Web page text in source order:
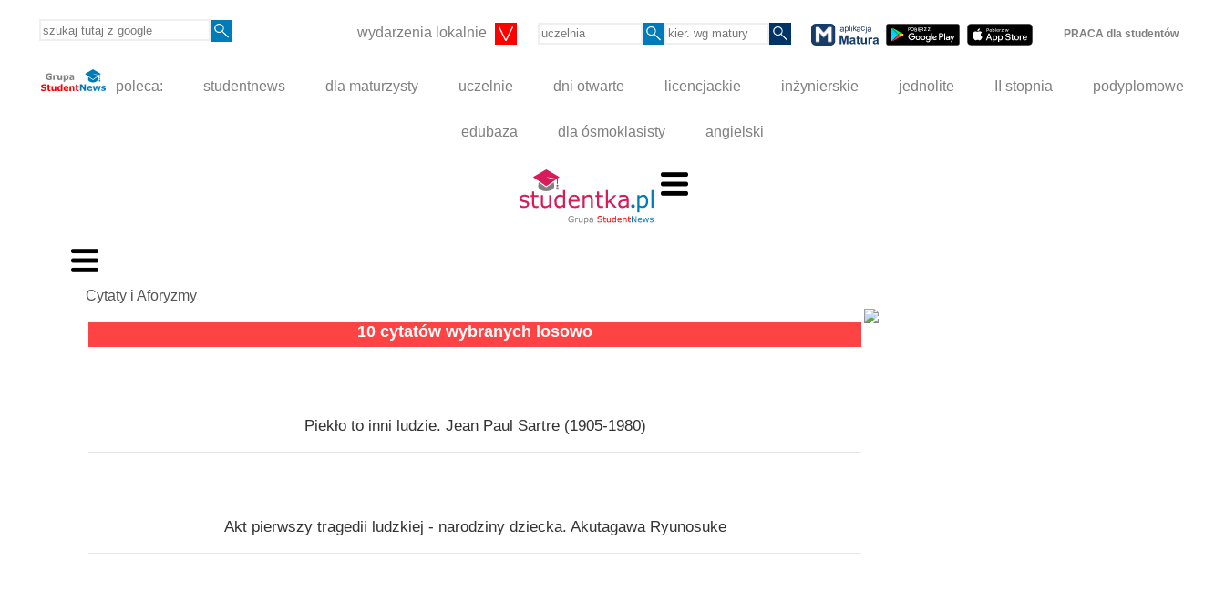
wydarzenia lokalnie PRACA dla studentów
poleca: studentnews dla maturzysty uczelnie dni otwarte licencjackie inżynierskie jednolite II stopnia podyplomowe
edubaza dla ósmoklasisty angielski
Cytaty i Aforyzmy
10 cytatów wybranych losowo
Piekło to inni ludzie. Jean Paul Sartre (1905-1980)
Akt pierwszy tragedii ludzkiej - narodziny dziecka. Akutagawa Ryunosuke